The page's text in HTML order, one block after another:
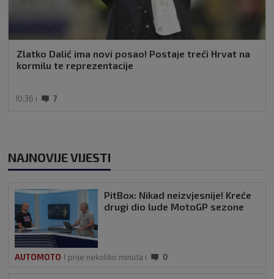
Zlatko Dalić ima novi posao! Postaje treći Hrvat na
kormilu te reprezentacije
10:36 7
NAJNOVIJE VIJESTI
PitBox: Nikad neizvjesnije! Kreće
drugi dio lude MotoGP sezone
AUTOMOTO prije nekoliko minuta 0